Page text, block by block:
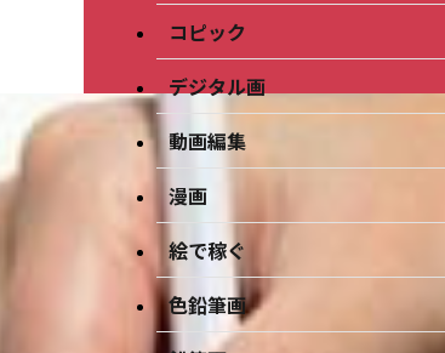
コピック
デジタル画
動画編集
漫画
絵で稼ぐ
色鉛筆画